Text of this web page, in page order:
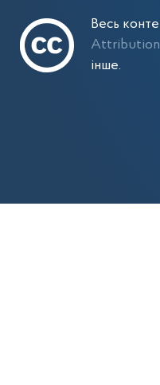
Весь
Attribution
інше.